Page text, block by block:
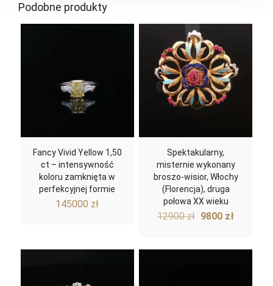
Podobne produkty
Fancy Vivid Yellow 1,50
ct – intensywność
koloru zamknięta w
perfekcyjnej formie
145000 zł
Spektakularny,
misternie wykonany
broszo-wisior, Włochy
(Florencja), druga
połowa XX wieku
12900zł Pierwotna
9800 zł